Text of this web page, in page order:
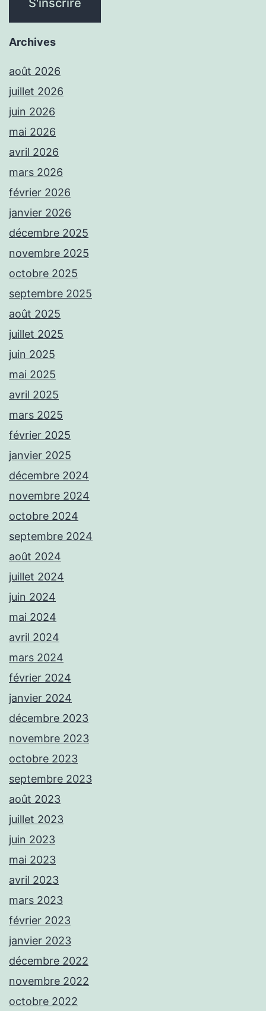
Archives
août 2026
juillet 2026
juin 2026
mai 2026
avril 2026
mars 2026
février 2026
janvier 2026
décembre 2025
novembre 2025
octobre 2025
septembre 2025
août 2025
juillet 2025
juin 2025
mai 2025
avril 2025
mars 2025
février 2025
janvier 2025
décembre 2024
novembre 2024
octobre 2024
septembre 2024
août 2024
juillet 2024
juin 2024
mai 2024
avril 2024
mars 2024
février 2024
janvier 2024
décembre 2023
novembre 2023
octobre 2023
septembre 2023
août 2023
juillet 2023
juin 2023
mai 2023
avril 2023
mars 2023
février 2023
janvier 2023
décembre 2022
novembre 2022
octobre 2022